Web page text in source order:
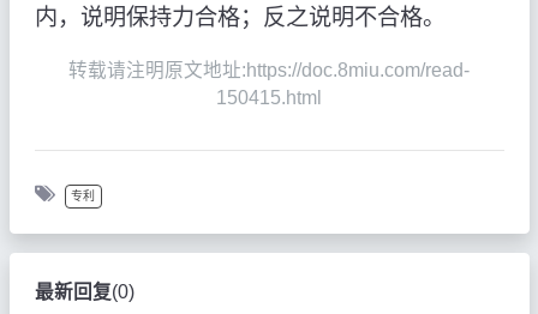
内，说明保持力合格；反之说明不合格。
转载请注明原文地址:https://doc.8miu.com/read-
150415.html
专利
最新回复(0)